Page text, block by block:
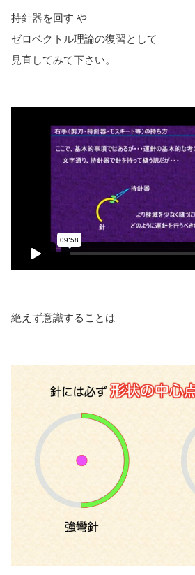
持針器を回す や
ゼロベクトル理論の復習として
見直してみて下さい。
絶えず意識することは